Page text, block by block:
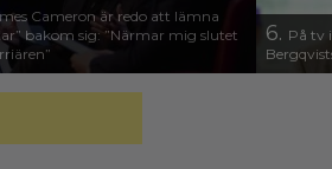
Cameron är redo att lämna
bakom sig: ”Närmar mig slutet
6. På tv